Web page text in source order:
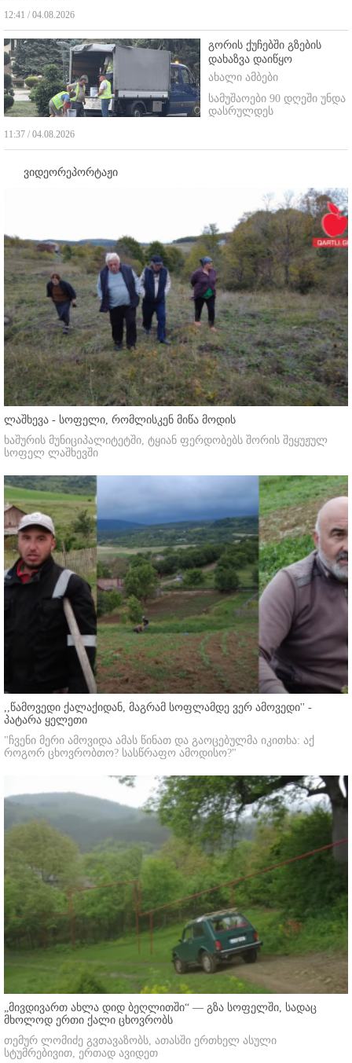
12:41 / 04.08.2026
გორის ქუჩებში გზების
დახაზვა დაიწყო
ახალი ამბები
სამუშაოები 90 დღეში უნდა
დასრულდეს
11:37 / 04.08.2026
ვიდეორეპორტაჟი
ლაშხევა - სოფელი, რომლისკენ მიწა მოდის
ხაშურის მუნიციპალიტეტში, ტყიან ფერდობებს შორის შეყუჟულ
სოფელ ლაშხევში
,,წამოვედი ქალაქიდან, მაგრამ სოფლამდე ვერ ამოვედი'' -
პატარა ყელეთი
"ჩვენი მერი ამოვიდა ამას წინათ და გაოცებულმა იკითხა: აქ
როგორ ცხოვრობთო? სასწრაფო ამოდისო?"
„მივდივართ ახლა დიდ ბეღლითში“ — გზა სოფელში, სადაც
მხოლოდ ერთი ქალი ცხოვრობს
თემურ ლომიძე გვთავაზობს, ათასში ერთხელ ასული
სტუმრებივით, ერთად ავიდეთ